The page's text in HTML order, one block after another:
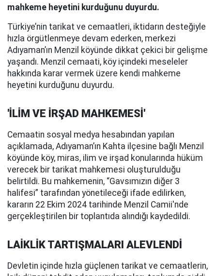
mahkeme heyetini kurduğunu duyurdu.
Türkiye’nin tarikat ve cemaatleri, iktidarın desteğiyle
hızla örgütlenmeye devam ederken, merkezi
Adıyaman’ın Menzil köyünde dikkat çekici bir gelişme
yaşandı. Menzil cemaati, köy içindeki meseleler
hakkında karar vermek üzere kendi mahkeme
heyetini kurduğunu duyurdu.
'İLİM VE İRŞAD MAHKEMESİ'
Cemaatin sosyal medya hesabından yapılan
açıklamada, Adıyaman’ın Kahta ilçesine bağlı Menzil
köyünde köy, miras, ilim ve irşad konularında hüküm
verecek bir tarikat mahkemesi oluşturulduğu
belirtildi. Bu mahkemenin, “Gavsımızın diğer 3
halifesi” tarafından yönetileceği ifade edilirken,
kararın 22 Ekim 2024 tarihinde Menzil Camii'nde
gerçekleştirilen bir toplantıda alındığı kaydedildi.
LAİKLİK TARTIŞMALARI ALEVLENDİ
Devletin içinde hızla güçlenen tarikat ve cemaatlerin,